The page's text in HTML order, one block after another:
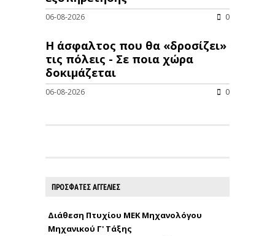
06-08-2026 0
Η άσφαλτος που θα «δροσίζει»
τις πόλεις - Σε ποια χώρα
δοκιμάζεται
06-08-2026 0
ΠΡΟΣΦΑΤΕΣ ΑΓΓΕΛΙΕΣ
Διάθεση Πτυχίου ΜΕΚ Μηχανολόγου
Μηχανικού Γ' Τάξης